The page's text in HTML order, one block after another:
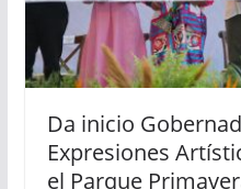
Da inicio
Expresiones
el Parque